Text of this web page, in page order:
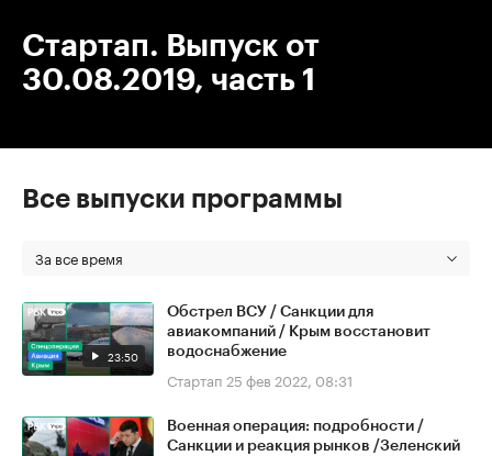
Стартап. Выпуск от
30.08.2019, часть 1
Все выпуски программы
За все время
23:50
Обстрел ВСУ / Санкции для
авиакомпаний / Крым восстановит
водоснабжение
Стартап 25 фев 2022, 08:31
Военная операция: подробности /
Санкции и реакция рынков /Зеленский